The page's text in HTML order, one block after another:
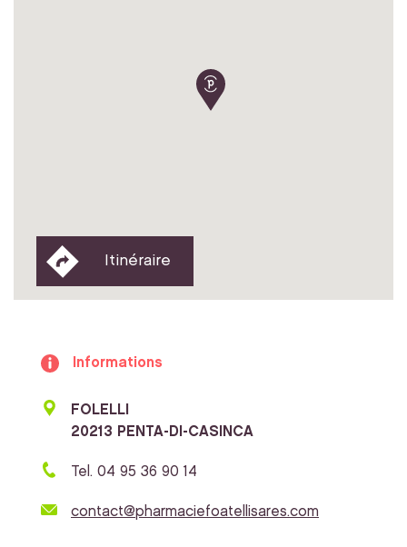
Itinéraire
Informations
FOLELLI
20213 PENTA-DI-CASINCA
Tel. 04 95 36 90 14
contact@pharmaciefoatellisares.com